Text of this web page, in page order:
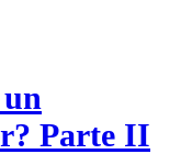
Parte II